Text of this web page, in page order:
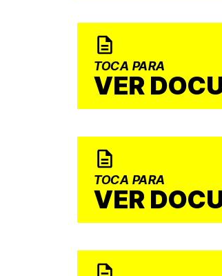
TOCA PARA
VER
TOCA PARA
VER